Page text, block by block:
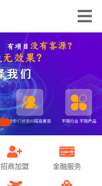
招商加盟 金融服务